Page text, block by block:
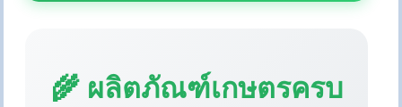
🌾 ผลิตภัณฑ์เกษตรครบ